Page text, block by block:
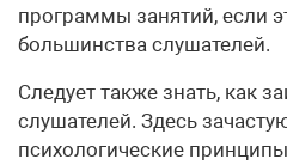
программы занятий, если
большинства слушателей.
Следует также знать, как
слушателей. Здесь
психологические